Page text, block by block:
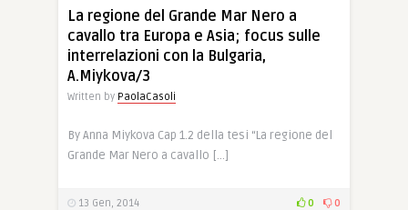
La regione del Grande Mar Nero a
cavallo tra Europa e Asia; focus sulle
interrelazioni con la Bulgaria,
A.Miykova/3
Written by PaolaCasoli
By Anna Miykova Cap 1.2 della tesi “La regione del
Grande Mar Nero a cavallo […]
13 Gen, 2014 0 0